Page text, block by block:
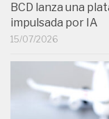
BCD lanza una
impulsada por IA
15/07/2026